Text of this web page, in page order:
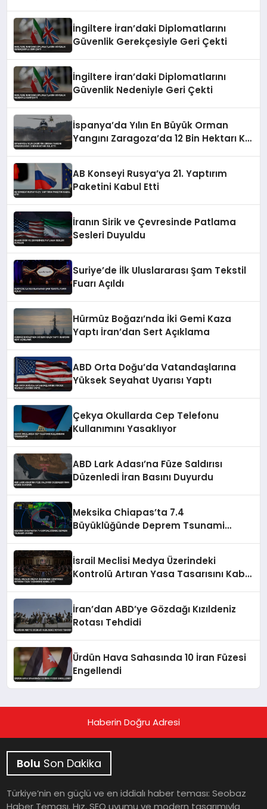
İngiltere İran’daki Diplomatlarını
Güvenlik Gerekçesiyle Geri Çekti
İngiltere İran’daki Diplomatlarını
Güvenlik Nedeniyle Geri Çekti
İspanya’da Yılın En Büyük Orman
Yangını Zaragoza’da 12 Bin Hektarı Kül
AB Konseyi Rusya’ya 21. Yaptırım
Paketini Kabul Etti
İranın Sirik ve Çevresinde Patlama
Sesleri Duyuldu
Suriye’de İlk Uluslararası Şam Tekstil
Fuarı Açıldı
Hürmüz Boğazı’nda İki Gemi Kaza
Yaptı İran’dan Sert Açıklama
ABD Orta Doğu’da Vatandaşlarına
Yüksek Seyahat Uyarısı Yaptı
Çekya Okullarda Cep Telefonu
Kullanımını Yasaklıyor
ABD Lark Adası’na Füze Saldırısı
Düzenledi İran Basını Duyurdu
Meksika Chiapas’ta 7.4
Büyüklüğünde Deprem Tsunami
İsrail Meclisi Medya Üzerindeki
Kontrolü Artıran Yasa Tasarısını Kabul
İran’dan ABD’ye Gözdağı Kızıldeniz
Rotası Tehdidi
Ürdün Hava Sahasında 10 İran Füzesi
Engellendi
Haberin Doğru Adresi
Bolu Son Dakika
Türkiye’nin en güçlü ve en iddialı haber teması: Seobaz
Haber Teması. Hız, SEO uyumu ve modern tasarımıyla